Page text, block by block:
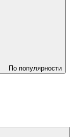
По популярности